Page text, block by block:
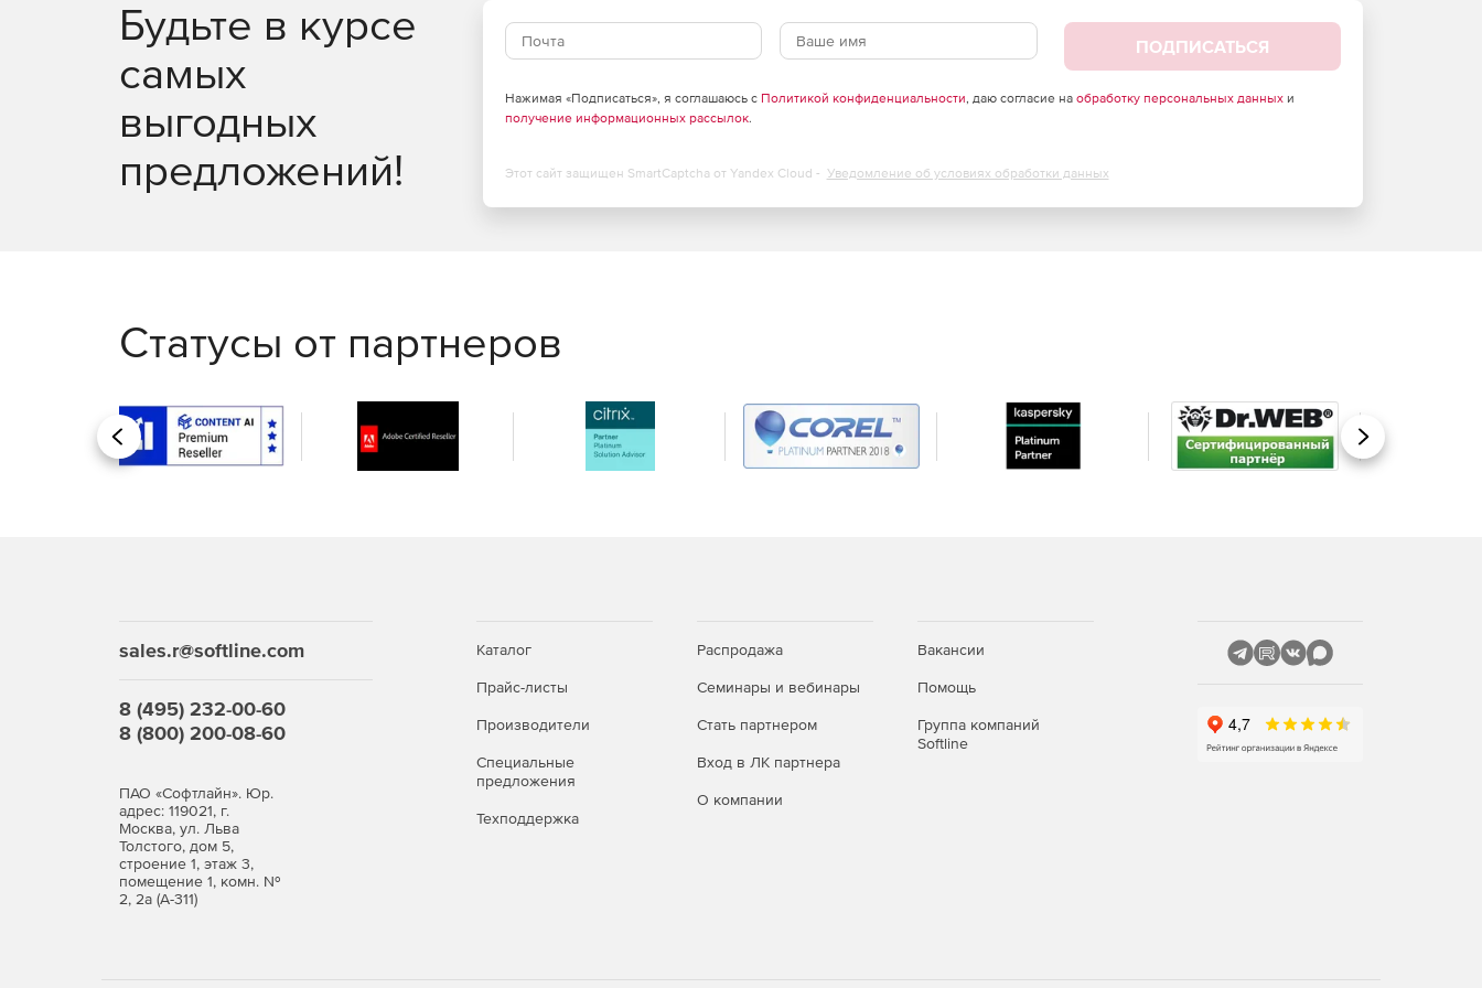
Будьте в курсе
самых
выгодных
предложений!
ПОДПИСАТЬСЯ
Нажимая «Подписаться», я соглашаюсь с Политикой конфиденциальности, даю согласие на обработку персональных данныхи
получение информационных рассылок.
Этот сайт защищен SmartCaptcha от Yandex Cloud - Уведомление об условиях обработки данных
Статусы от партнеров
Назад Вперед
sales.r@softline.com
8 (495) 232-00-60
8 (800) 200-08-60
ПАО «Софтлайн». Юр.
адрес: 119021, г.
Москва, ул. Льва
Толстого, дом 5,
строение 1, этаж 3,
помещение 1, комн. №
2, 2а (А-311)
Каталог
Прайс-листы
Производители
Специальные
предложения
Техподдержка
Распродажа
Семинары и вебинары
Стать партнером
Вход в ЛК партнера
О компании
Вакансии
Помощь
Группа компаний
Softline